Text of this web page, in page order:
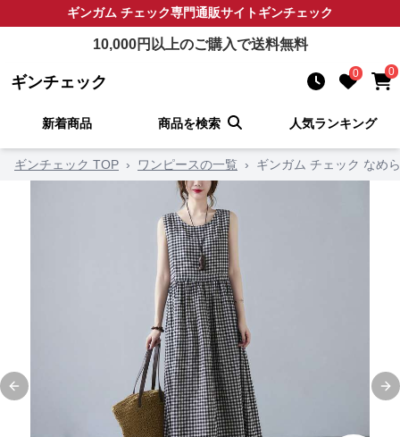
ギンガム チェック専門通販サイトギンチェック
10,000円以上のご購入で送料無料
ギンチェック 0 0
新着商品 商品を検索 人気ランキング
ギンチェック TOP › ワンピースの一覧 › ギンガム チェック なめ
Previous slide